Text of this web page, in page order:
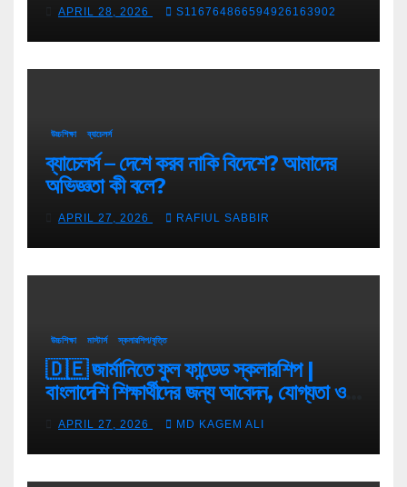
APRIL 28, 2026 S116764866594926163902
উচ্চশিক্ষা ব্যাচেলর্স
ব্যাচেলর্স – দেশে করব নাকি বিদেশে? আমাদের
অভিজ্ঞতা কী বলে?
APRIL 27, 2026 RAFIUL SABBIR
উচ্চশিক্ষা মাস্টার্স স্কলারশিপ/বৃত্তি
🇩🇪 জার্মানিতে ফুল ফান্ডেড স্কলারশিপ |
বাংলাদেশি শিক্ষার্থীদের জন্য আবেদন, যোগ্যতা ও
টিপস
APRIL 27, 2026 MD KAGEM ALI